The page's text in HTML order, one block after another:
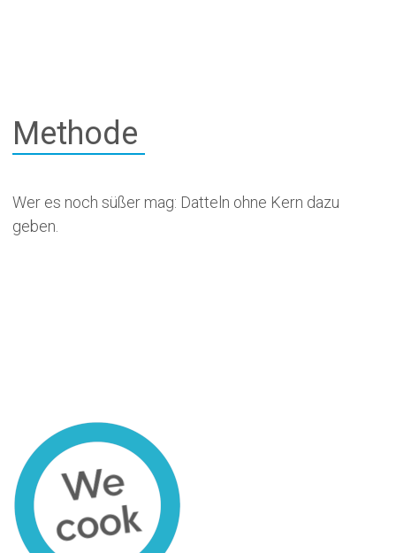
Methode
Wer es noch süßer mag: Datteln ohne Kern dazu
geben.